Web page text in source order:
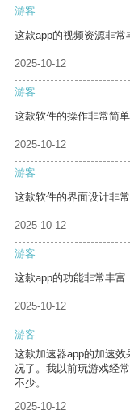
游客
这款app的视频资源非常
2025-10-12
游客
这款软件的操作非常简
2025-10-12
游客
这款软件的界面设计非
2025-10-12
游客
这款app的功能非常丰富
2025-10-12
游客
这款加速器app的加速
况了。我以前玩游戏经
不少。
2025-10-12